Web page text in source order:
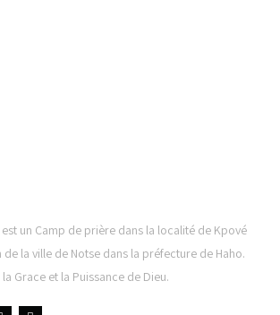
est un Camp de prière dans la localité de Kpové
de la ville de Notse dans la préfecture de Haho.
Grace et la Puissance de Dieu.